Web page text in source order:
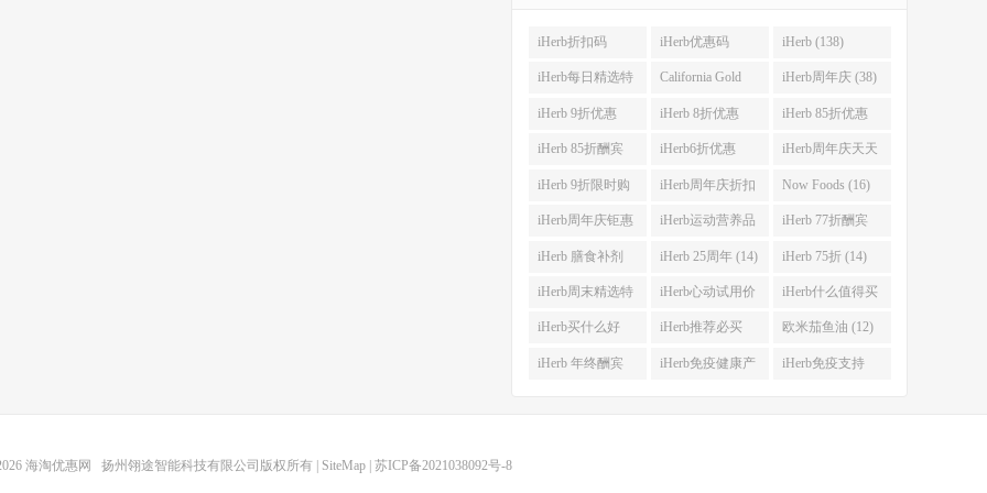
iHerb折扣码
(341)
iHerb优惠码
(282)
iHerb (138)
iHerb每日精选特
惠 (53)
California Gold
Nutrition(CGN)
(42)
iHerb周年庆 (38)
iHerb 9折优惠
(38)
iHerb 8折优惠
(37)
iHerb 85折优惠
(27)
iHerb 85折酬宾
(23)
iHerb6折优惠
(23)
iHerb周年庆天天
大酬宾 (22)
iHerb 9折限时购
(21)
iHerb周年庆折扣
码 (17)
Now Foods (16)
iHerb周年庆钜惠
(15)
iHerb运动营养品
(14)
iHerb 77折酬宾
(14)
iHerb 膳食补剂
(14)
iHerb 25周年 (14) iHerb 75折 (14)
iHerb周末精选特
惠 (13)
iHerb心动试用价
(13)
iHerb什么值得买
(12)
iHerb买什么好
(12)
iHerb推荐必买
(12)
欧米茄鱼油 (12)
iHerb 年终酬宾 iHerb免疫健康产 iHerb免疫支持
海淘优惠网 扬州翎途智能科技有限公司版权所有 | SiteMap| 苏ICP备2021038092号-8